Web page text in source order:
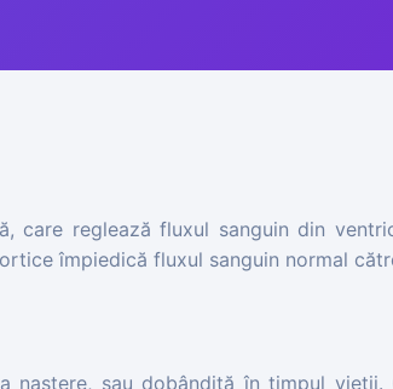
reglează fluxul sanguin din
împiedică fluxul sanguin normal
sau dobândită în timpul vieții.